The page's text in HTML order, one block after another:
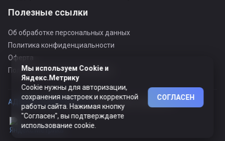
Полезные ссылки
Об обработке персональных данных
Политика конфиденциальности
Оферта
Пользовательское соглашение
АДЕКВАТНЫЙ ПРОЕКТ ©© Все права защищены
Мы используем Cookie и
Яндекс.Метрику
Cookie нужны для авторизации,
сохранения настроек и корректной
работы сайта. Нажимая кнопку
"Согласен", вы подтверждаете
использование cookie.
СОГЛАСЕН